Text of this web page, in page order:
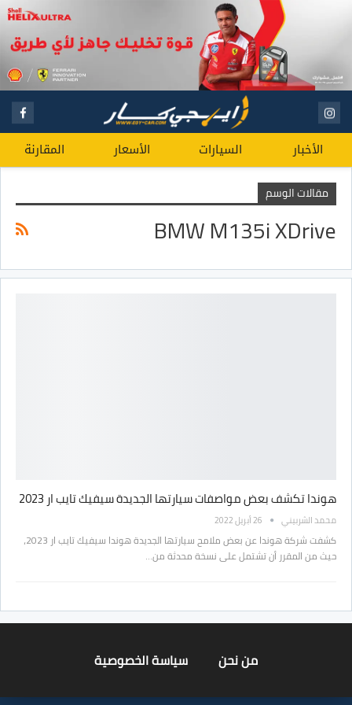
الأخبار السيارات الأسعار المقارنة
مقالات الوسم
BMW M135i XDrive
هوندا تكشف بعض مواصفات سيارتها الجديدة سيفيك تايب ار 2023
محمد الشربيني 26 أبريل 2022
كشفت شركة هوندا عن بعض ملامح سيارتها الجديدة هوندا سيفيك تايب ار 2023،
حيث من المقرر أن تشتمل على نسخة محدثة من…
من نحن سياسة الخصوصية